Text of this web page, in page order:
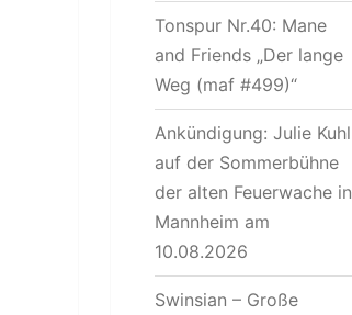
Tonspur Nr.40: Mane
and Friends „Der lange
Weg (maf #499)“
Ankündigung: Julie Kuhl
auf der Sommerbühne
der alten Feuerwache in
Mannheim am
10.08.2026
Swinsian – Große